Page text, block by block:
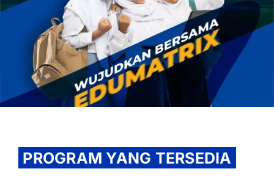
OUR PROGRAM
REGISTRATION
CONTACT US
PROGRAM YANG TERSEDIA